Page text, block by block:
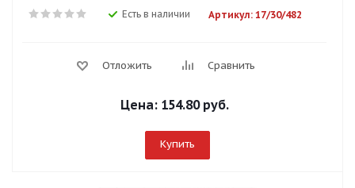
Есть в наличии Артикул: 17/30/482
Отложить Сравнить
Цена: 154.80 руб.
Купить